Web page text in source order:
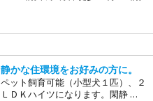
静かな住環境をお好みの方に。
ペット飼育可能（小型犬１匹）、２
ＬＤＫハイツになります。閑静 …